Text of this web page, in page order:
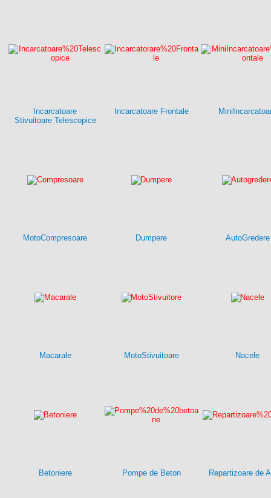
Incarcatoare
Stivuitoare Telescopice
Incarcatoare Frontale
MotoCompresoare Dumpere AutoGredere
Macarale MotoStivuitoare Nacele
Betoniere Pompe de Beton Repartizoare de